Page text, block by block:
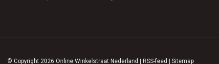
© Copyright 2026 Online Winkelstraat Nederland RSS-feed Sitemap